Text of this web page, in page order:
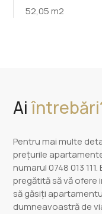
52,05 m2
Ai
Pentru mai multe
prețurile
numarul 0748 013
pregătită să vă ofere
să găsiți
dumneavoastră de